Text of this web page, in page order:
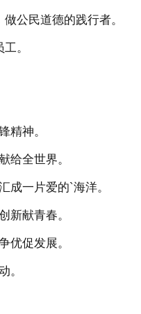
公民道德的践行者。
。
神。
全世界。
一片爱的`海洋。
献青春。
促发展。
。